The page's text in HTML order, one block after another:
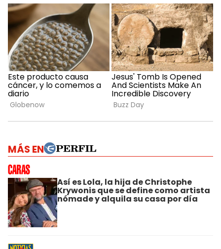
MÁS EN
Así es Lola, la hija de Christophe
Krywonis que se define como artista
nómade y alquila su casa por día